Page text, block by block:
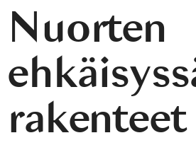
Nuorten
rakenteet